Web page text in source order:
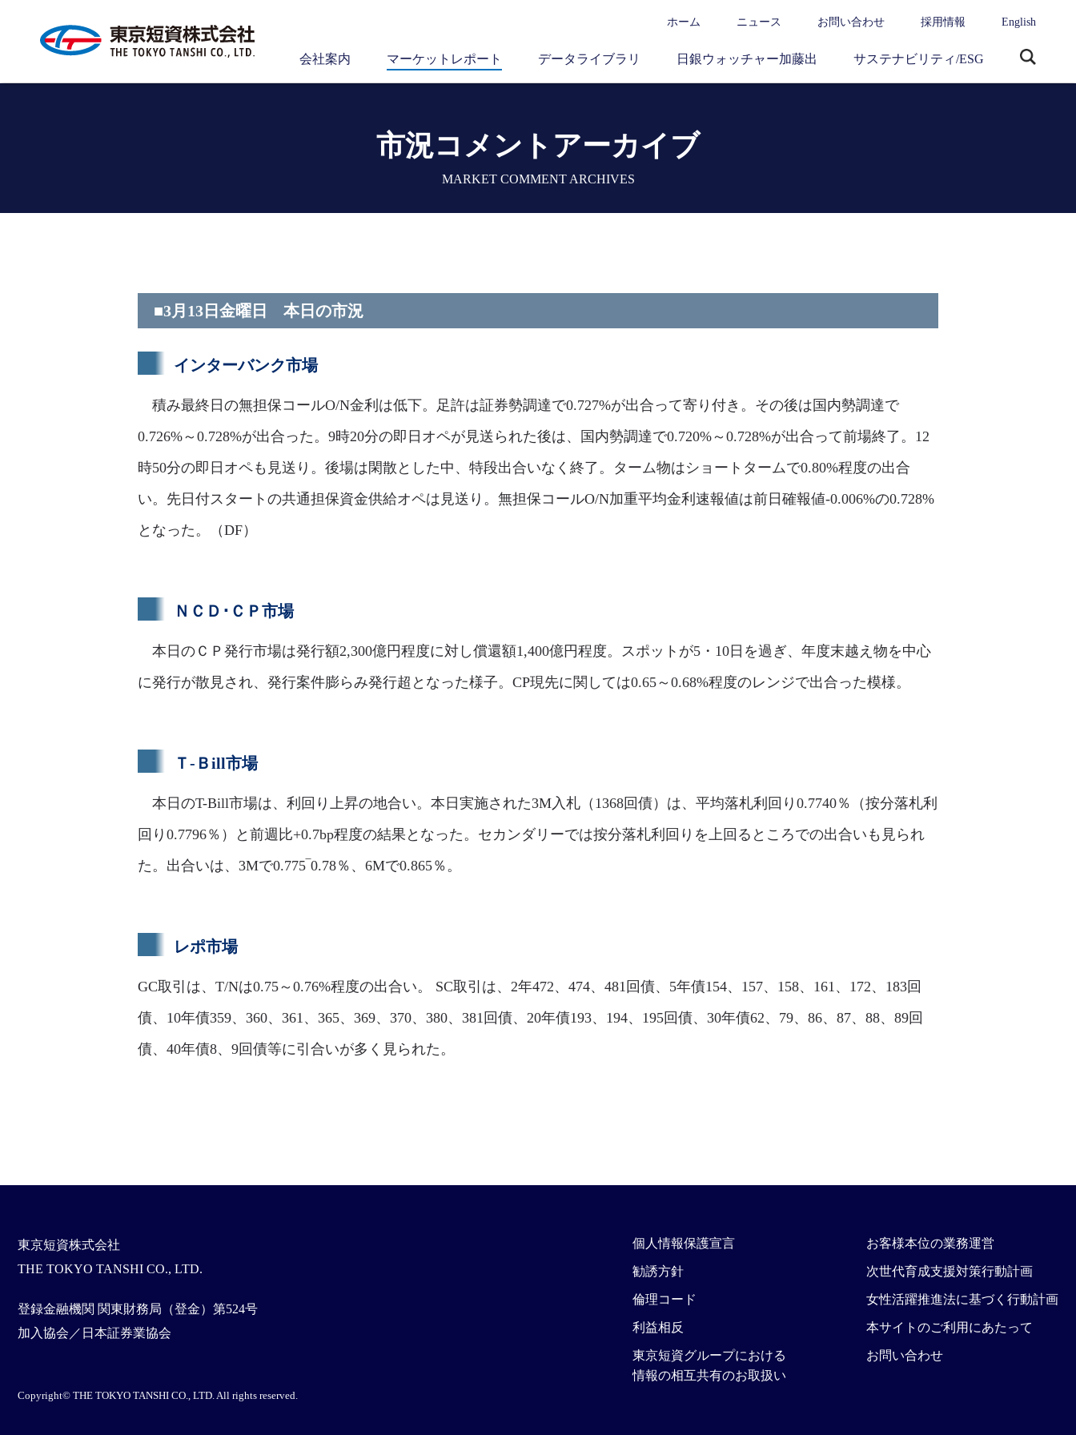
ホーム ニュース お問い合わせ 採用情報 English
会社案内 マーケットレポート データライブラリ 日銀ウォッチャー加藤出 サステナビリティ/ESG
市況コメントアーカイブ
MARKET COMMENT ARCHIVES
■3月13日金曜日 本日の市況
インターバンク市場
積み最終日の無担保コールO/N金利は低下。足許は証券勢調達で0.727%が出合って寄り付き。その後は国内勢調達で
0.726%～0.728%が出合った。9時20分の即日オペが見送られた後は、国内勢調達で0.720%～0.728%が出合って前場終了。12
時50分の即日オペも見送り。後場は閑散とした中、特段出合いなく終了。ターム物はショートタームで0.80%程度の出合
い。先日付スタートの共通担保資金供給オペは見送り。無担保コールO/N加重平均金利速報値は前日確報値-0.006%の0.728%
となった。（DF）
ＮＣＤ･ＣＰ市場
本日のＣＰ発行市場は発行額2,300億円程度に対し償還額1,400億円程度。スポットが5・10日を過ぎ、年度末越え物を中心
に発行が散見され、発行案件膨らみ発行超となった様子。CP現先に関しては0.65～0.68%程度のレンジで出合った模様。
Ｔ-Ｂill市場
本日のT-Bill市場は、利回り上昇の地合い。本日実施された3M入札（1368回債）は、平均落札利回り0.7740％（按分落札利
回り0.7796％）と前週比+0.7bp程度の結果となった。セカンダリーでは按分落札利回りを上回るところでの出合いも見られ
た。出合いは、3Mで0.775‾0.78％、6Mで0.865％。
レポ市場
GC取引は、T/Nは0.75～0.76%程度の出合い。 SC取引は、2年472、474、481回債、5年債154、157、158、161、172、183回
債、10年債359、360、361、365、369、370、380、381回債、20年債193、194、195回債、30年債62、79、86、87、88、89回
債、40年債8、9回債等に引合いが多く見られた。
東京短資株式会社
THE TOKYO TANSHI CO., LTD.
登録金融機関 関東財務局（登金）第524号
加入協会／日本証券業協会
個人情報保護宣言
勧誘方針
倫理コード
利益相反
東京短資グループにおける
情報の相互共有のお取扱い
お客様本位の業務運営
次世代育成支援対策行動計画
女性活躍推進法に基づく行動計画
本サイトのご利用にあたって
お問い合わせ
Copyright© THE TOKYO TANSHI CO., LTD. All rights reserved.